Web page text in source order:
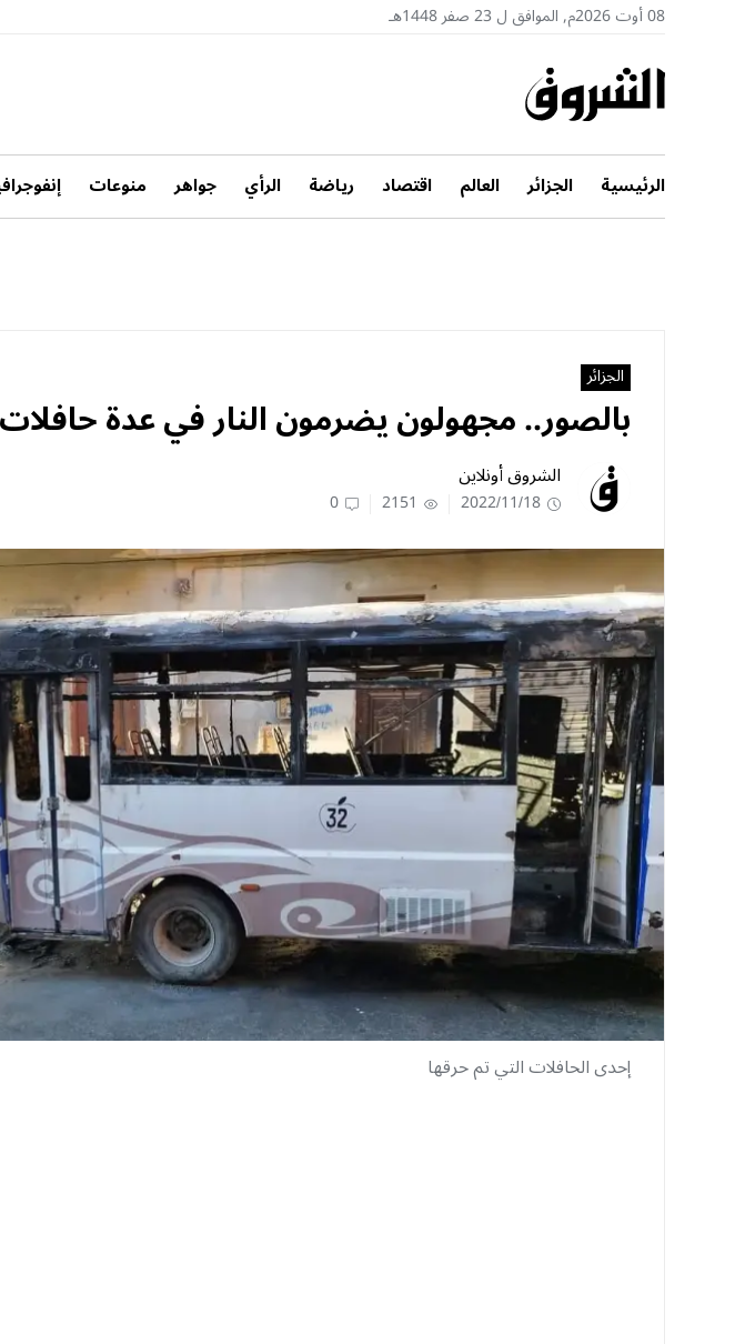
08 أوت 2026م, الموافق ل 23 صفر 1448هـ
الرئيسية الجزائر العالم اقتصاد رياضة الرأي جواهر منوعات
الجزائر
بالصور.. مجهولون يضرمون النار في عدة
الشروق أونلاين
2022/11/18
2151
0
إحدى الحافلات التي تم حرقها